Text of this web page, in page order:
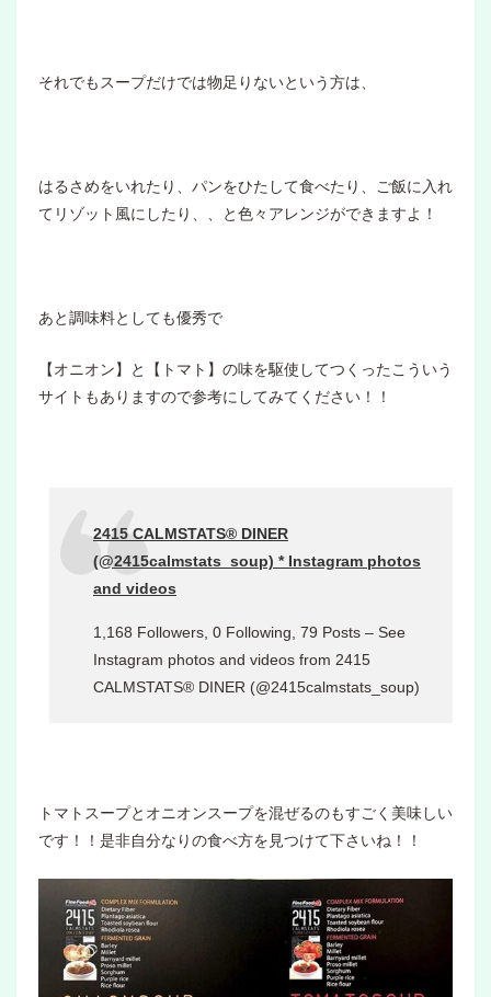
それでもスープだけでは物足りないという方は、
はるさめをいれたり、パンをひたして食べたり、ご飯に入れ
てリゾット風にしたり、、と色々アレンジができますよ！
あと調味料としても優秀で
【オニオン】と【トマト】の味を駆使してつくったこういう
サイトもありますので参考にしてみてください！！
2415 CALMSTATS®︎ DINER
(@2415calmstats_soup) * Instagram photos
and videos
1,168 Followers, 0 Following, 79 Posts – See
Instagram photos and videos from 2415
CALMSTATS®︎ DINER (@2415calmstats_soup)
トマトスープとオニオンスープを混ぜるのもすごく美味しい
です！！是非自分なりの食べ方を見つけて下さいね！！